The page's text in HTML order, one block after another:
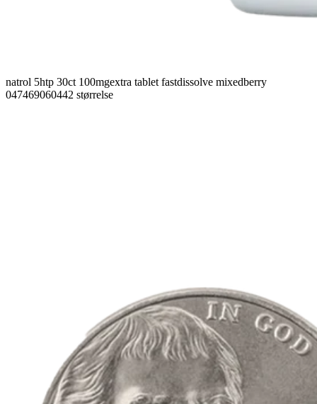
natrol 5htp 30ct 100mgextra tablet fastdissolve mixedberry
047469060442 størrelse